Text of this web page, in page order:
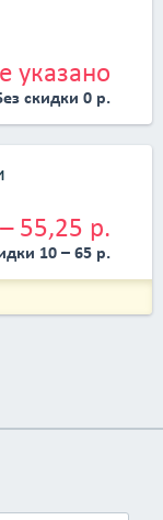
указано
скидки 0 р.
55,25 р.
10 – 65 р.